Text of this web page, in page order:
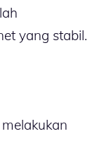
yang stabil.